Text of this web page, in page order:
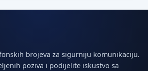
brojeva za sigurniju komunikaciju.
poziva i podijelite iskustvo sa